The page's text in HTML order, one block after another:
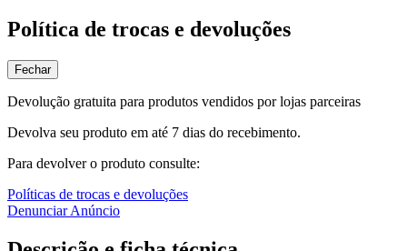
Política de trocas e devoluções
Fechar
Devolução gratuita para produtos vendidos por lojas parceiras
Devolva seu produto em até 7 dias do recebimento.
Para devolver o produto consulte:
Políticas de trocas e devoluções
Denunciar Anúncio